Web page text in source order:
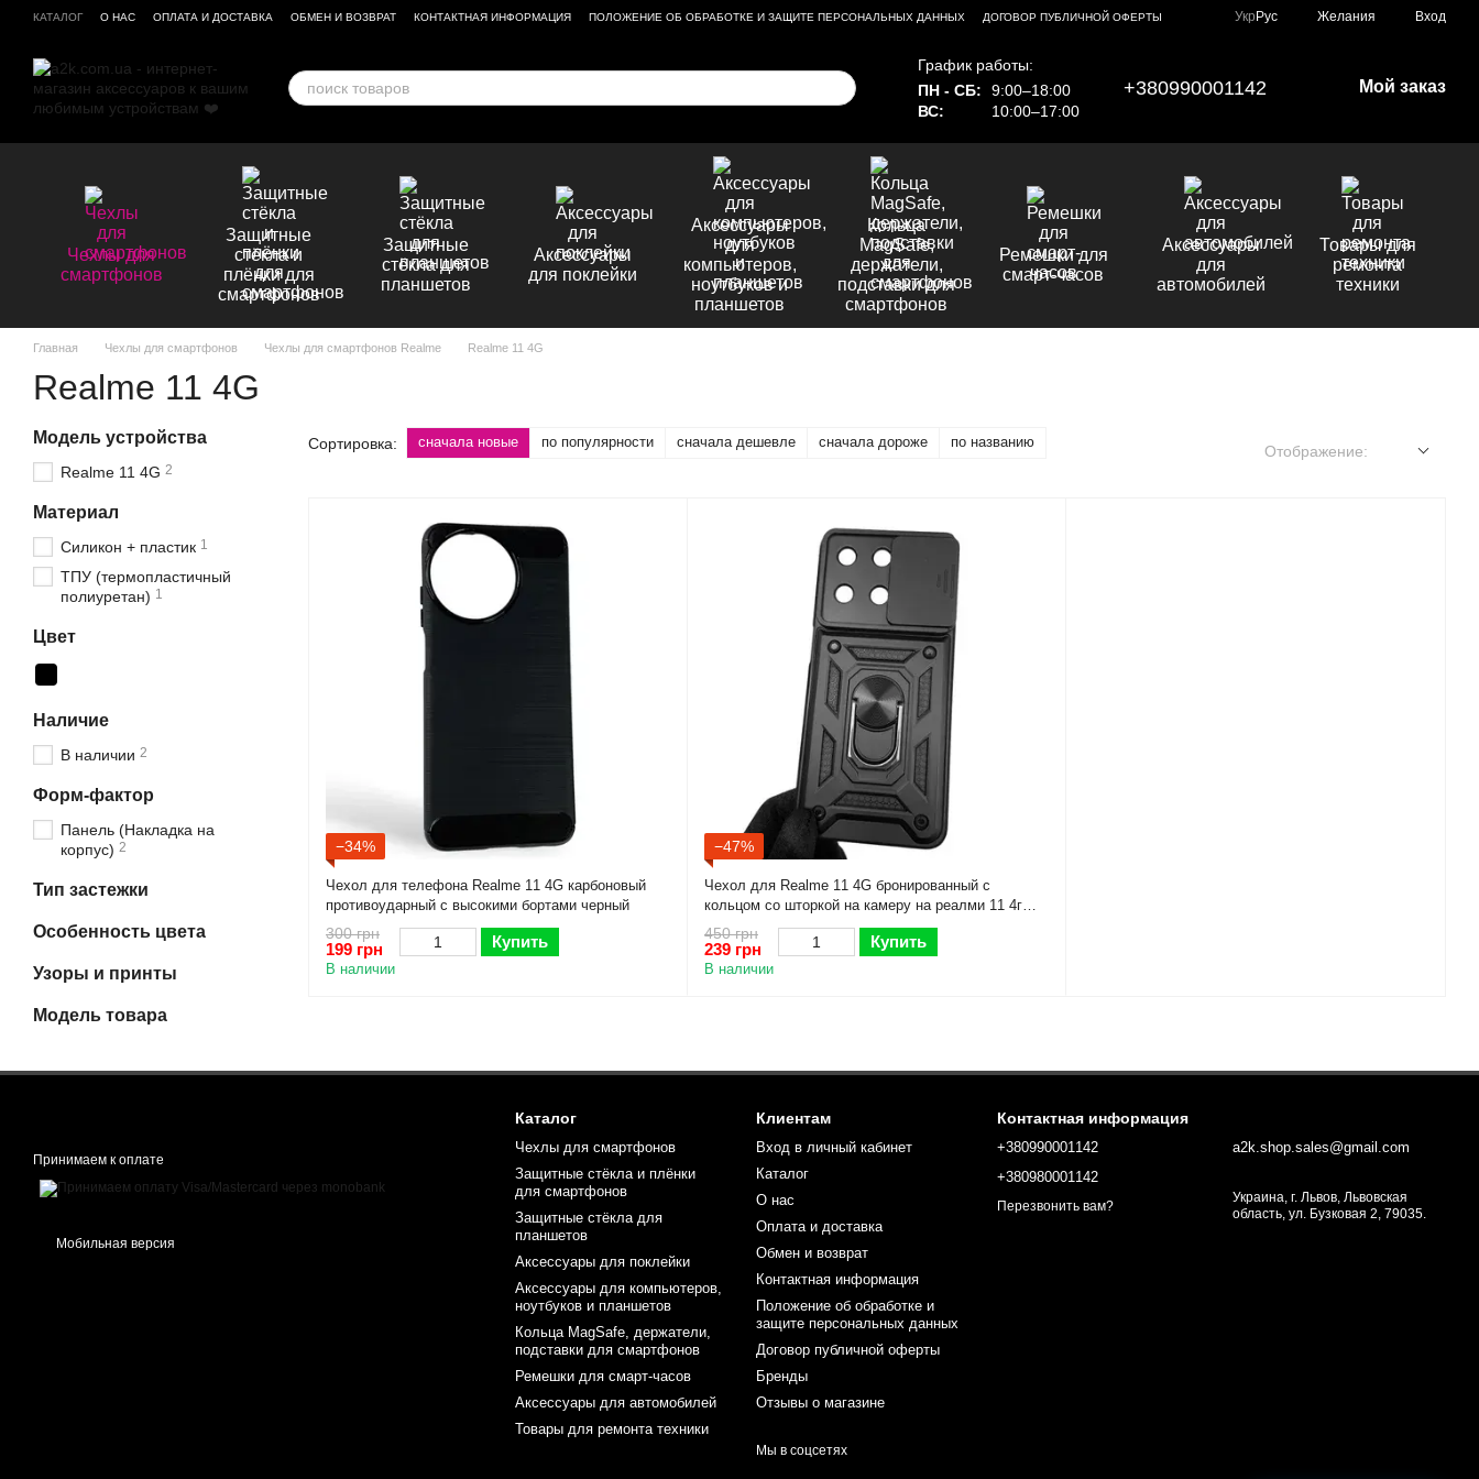
Перейти к основному контенту
КАТАЛОГ О НАС ОПЛАТА И ДОСТАВКА ОБМЕН И ВОЗВРАТ КОНТАКТНАЯ ИНФОРМАЦИЯ ПОЛОЖЕНИЕ ОБ ОБРАБОТКЕ И ЗАЩИТЕ ПЕРСОНАЛЬНЫХ ДАННЫХ
ДОГОВОР ПУБЛИЧНОЙ ОФЕРТЫ
Укр Рус Желания Вход
График работы:
ПН - СБ:
9:00–18:00
ВС:
10:00–17:00
+380990001142 Мой заказ
Чехлы для
смартфонов
Защитные
стёкла и
плёнки для
смартфонов
Защитные
стёкла для
планшетов
Аксессуары
для поклейки
Аксессуары
для
компьютеров,
ноутбуков и
планшетов
Кольца
MagSafe,
держатели,
подставки для
смартфонов
Ремешки для
смарт-часов
Аксессуары
для
автомобилей
Товары для
ремонта
техники
Главная Чехлы для смартфонов Чехлы для смартфонов Realme Realme 11 4G
Realme 11 4G
Сортировка: сначала новые по популярности сначала дешевле сначала дороже по названию
Отображение:
−34%
Чехол для телефона Realme 11 4G карбоновый
противоударный с высокими бортами черный
300 грн
199 грн Купить
В наличии
−47%
Чехол для Realme 11 4G бронированный с
кольцом со шторкой на камеру на реалми 11 4г
чёрный
450 грн
239 грн Купить
В наличии
Модель устройства
Realme 11 4G 2
Материал
Силикон + пластик 1
ТПУ (термопластичный
полиуретан) 1
Цвет
Наличие
В наличии 2
Форм-фактор
Панель (Накладка на
корпус) 2
Тип застежки
Особенность цвета
Узоры и принты
Модель товара
Принимаем к оплате
Мобильная версия
Каталог
Чехлы для смартфонов
Защитные стёкла и плёнки
для смартфонов
Защитные стёкла для
планшетов
Аксессуары для поклейки
Аксессуары для компьютеров,
ноутбуков и планшетов
Кольца MagSafe, держатели,
подставки для смартфонов
Ремешки для смарт-часов
Аксессуары для автомобилей
Товары для ремонта техники
Клиентам
Вход в личный кабинет
Каталог
О нас
Оплата и доставка
Обмен и возврат
Контактная информация
Положение об обработке и
защите персональных данных
Договор публичной оферты
Бренды
Отзывы о магазине
Мы в соцсетях
Контактная информация
+380990001142
+380980001142
Перезвонить вам?
a2k.shop.sales@gmail.com
Украина, г. Львов, Львовская
область, ул. Бузковая 2, 79035.